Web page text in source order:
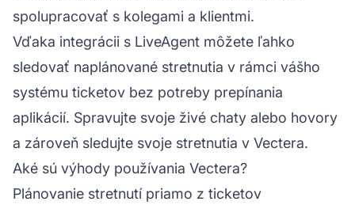
spolupracovať s kolegami a klientmi.
Vďaka integrácii s LiveAgent môžete ľahko
sledovať naplánované stretnutia v rámci vášho
systému ticketov bez potreby prepínania
aplikácií. Spravujte svoje živé chaty alebo hovory
a zároveň sledujte svoje stretnutia v Vectera.
Aké sú výhody používania Vectera?
Plánovanie stretnutí priamo z ticketov